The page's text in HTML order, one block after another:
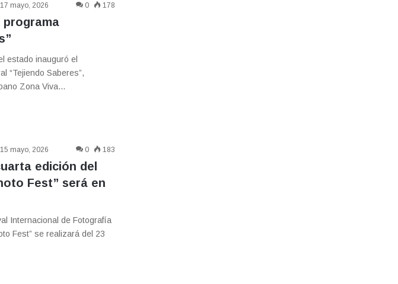
17 mayo, 2026 0 178
programa
estado inauguró el
“Tejiendo Saberes”,
Zona Viva…
15 mayo, 2026 0 183
edición del
Fest” será en
Internacional de Fotografía
Fest” se realizará del 23